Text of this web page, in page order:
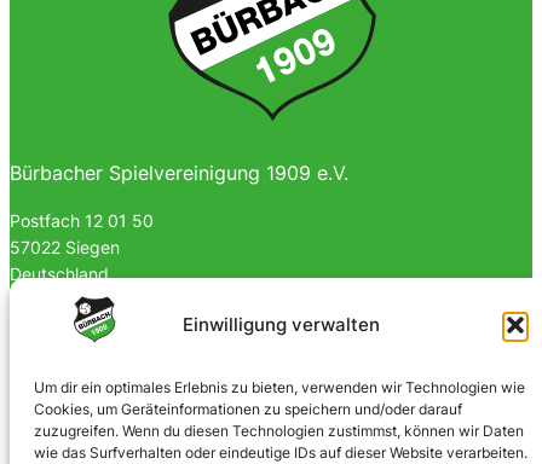
Einwilligung verwalten
Um dir ein optimales Erlebnis zu bieten, verwenden wir Technologien wie
Cookies, um Geräteinformationen zu speichern und/oder darauf
zuzugreifen. Wenn du diesen Technologien zustimmst, können wir Daten
wie das Surfverhalten oder eindeutige IDs auf dieser Website verarbeiten.
Bürbacher Spielvereinigung 1909 e.V.
Postfach 12 01 50
57022 Siegen
Deutschland
0170 4903023
SOZIALE NETZWERKE